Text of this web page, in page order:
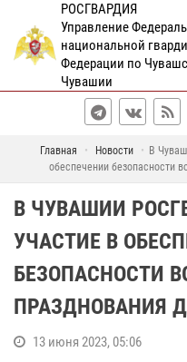
РОСГВАРДИЯ
Управление
национальной
Федерации по
Чувашии
Главная Новости
В
обеспечении безопасности
В ЧУВАШИИ
УЧАСТИЕ В
БЕЗОПАСНОСТИ
ПРАЗДНОВАНИЯ
13 июня 2023, 05:06